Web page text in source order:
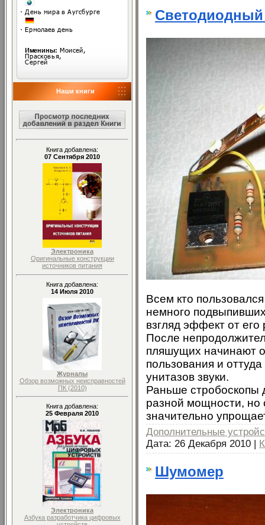
Наши книги
Книга добавлена:
07 Сентября 2010
Электроника
Оригинальные конструкции
источников питания
Книга добавлена:
14 Июля 2010
Журналы
Обзор возможных неисправностей
ПК (2010)
Книга добавлена:
25 Февраля 2010
Электроника
Азбука разработчика цифровых
Светодиодный
Всем кто
немного
взгляд эффект от его
После
пляшущих начинают
пользования и
унитазов звуки.
Раньше стробоскопы
разной мощности, но
значительно
Дополнительные
Дата: 26 Декабря 2010 |
Шумомер